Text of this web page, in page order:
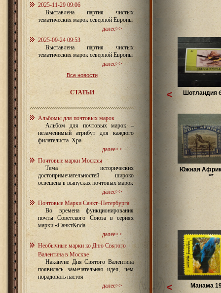
2025-11-29 09:06
Выставлена партия чистых
тематических марок северной Европы
далее>>
2025-09-24 09:53
Выставлена партия чистых
тематических марок северной Европы
далее>>
Все новости
СТАТЬИ
Альбомы для почтовых марок
Альбом для почтовых марок –
незаменимый атрибут для каждого
филателиста. Хра
далее>>
Почтовые марки Москвы
Тема исторических
достопримечательностей широко
освещена в выпусках почтовых марок
далее>>
Почтовые Марки Санкт–Петербурга
Во времена функционирования
почты Советского Союза в сериях
марки «Санкт&nda
далее>>
Необычные марки ко Дню Святого
Валентина в Москве
Накануне Дня Святого Валентина
появилась замечательная идея, чем
порадовать настоя
далее>>
Шотландия
Южная
**
<
Манама
<